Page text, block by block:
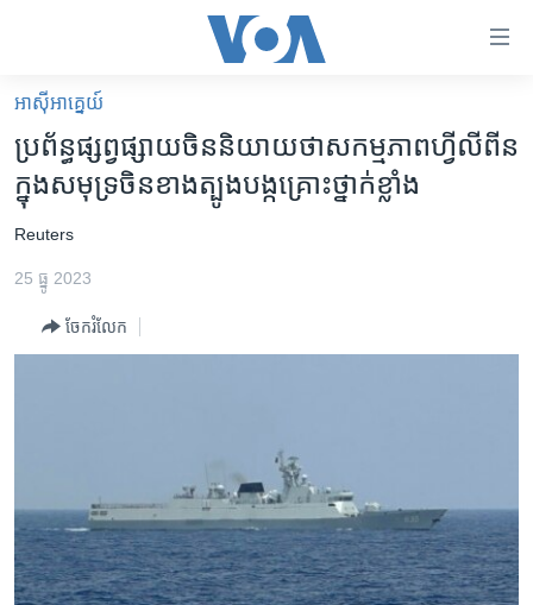
គេហទំព័រ​
ទាក់ទង
រំលង​
និង​
ទំព័រ​
ទំព័រ​
រចនា
សម្ព័ន្ធ​
រំលង​
អន្តរជាតិ
អាមេរិក
ហេឡូវីអូអេ
កម្ពុជាច្នៃប្រតិដ្ឋ
កម្មវិធីទាំងអស់
Khmer English
អាស៊ី​អាគ្នេយ៍
ប្រព័ន្ធផ្សព្វផ្សាយចិននិយាយថាសកម្មភាពហ្វីលីពីន
ក្នុងសមុទ្រចិនខាងត្បូងបង្កគ្រោះថ្នាក់ខ្លាំង
​Reuters
25 ធ្នូ 2023
ចែករំលែក